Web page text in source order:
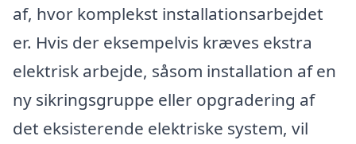
af, hvor komplekst installationsarbejdet
er. Hvis der eksempelvis kræves ekstra
elektrisk arbejde, såsom installation af en
ny sikringsgruppe eller opgradering af
det eksisterende elektriske system, vil